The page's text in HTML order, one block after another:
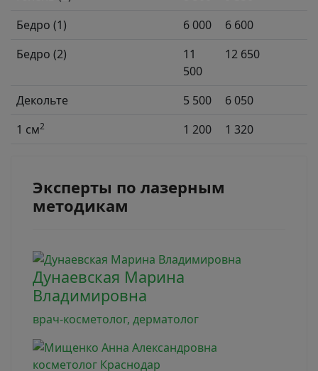
Бедро (1)
6 000
6 600
Бедро (2)
11
500
12 650
Декольте 5 500
6 050
1 см2 1 200 1 320
Эксперты по лазерным
методикам
Дунаевская Марина
Владимировна
врач-косметолог, дерматолог